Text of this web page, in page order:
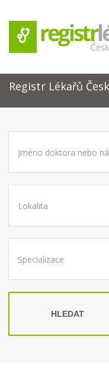
Registr Lékařů
HLEDAT